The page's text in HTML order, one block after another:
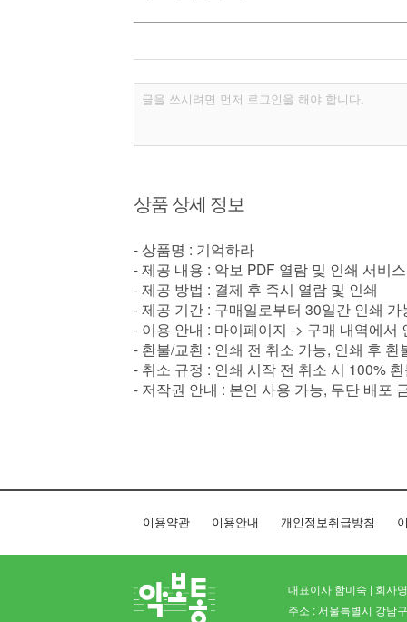
상품 상세 정보
- 상품명 : 기억하라
- 제공 내용 : 악보 PDF 열람 및 인쇄 서비스
- 제공 방법 : 결제 후 즉시 열람 및 인쇄
- 제공 기간 : 구매일로부터 30일간 인쇄
- 이용 안내 : 마이페이지 -> 구매 내역에서
- 환불/교환 : 인쇄 전 취소 가능, 인쇄 후 환
- 취소 규정 : 인쇄 시작 전 취소 시 100%
- 저작권 안내 : 본인 사용 가능, 무단 배포
이용약관 이용안내 개인정보취급방침
대표이사 함미숙 | 회사
주소 : 서울특별시 강남